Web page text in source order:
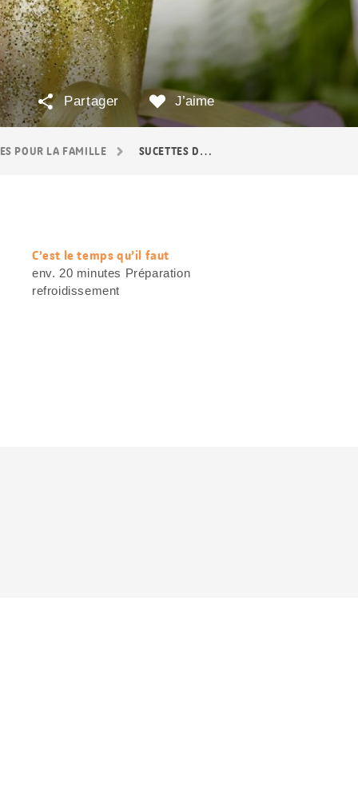
POUR LA FAMILLE SUCETTES DE FÉE
J’aime
Partager
web.recipe.accessibilityTitle
C’est le temps qu’il faut
env. 20 minutes Préparation
refroidissement